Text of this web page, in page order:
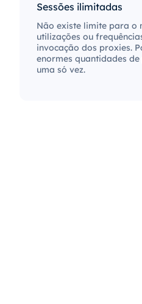
Sessões ilimitadas
Não existe limite para o
utilizações ou
invocação dos proxies.
enormes quantidades
uma só vez.